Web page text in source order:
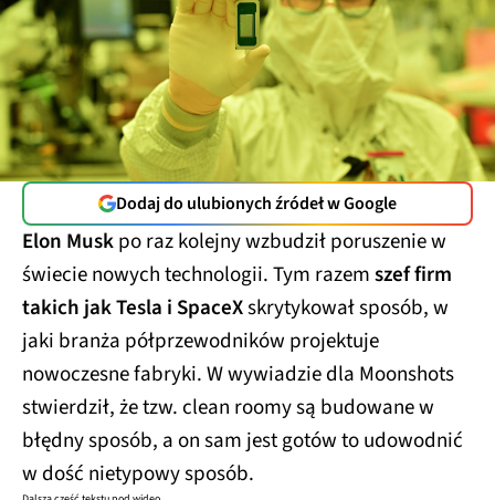
Dodaj do ulubionych źródeł w Google
Elon Muskpo raz kolejny wzbudził poruszenie w
świecie nowych technologii. Tym razem szef firm
takich jak Tesla i SpaceXskrytykował sposób, w
jaki branża półprzewodników projektuje
nowoczesne fabryki. W wywiadzie dla Moonshots
stwierdził, że tzw. clean roomy są budowane w
błędny sposób, a on sam jest gotów to udowodnić
w dość nietypowy sposób.
Dalsza część tekstu pod wideo